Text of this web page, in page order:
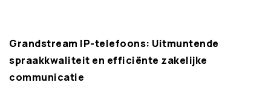
Grandstream IP-telefoons: Uitmuntende
spraakkwaliteit en efficiënte zakelijke
communicatie